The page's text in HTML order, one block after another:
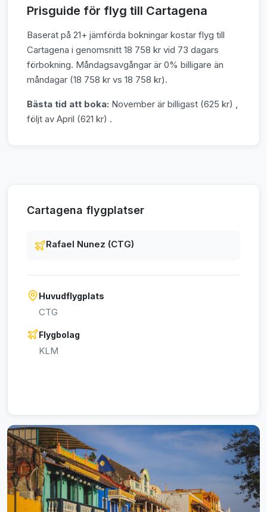
Prisguide för flyg till Cartagena
Baserat på 21+ jämförda bokningar kostar flyg till
Cartagena i genomsnitt 18 758 kr vid 73 dagars
förbokning. Måndagsavgångar är 0% billigare än
måndagar (18 758 kr vs 18 758 kr).
Bästa tid att boka: November är billigast (625 kr) ,
följt av April (621 kr) .
Cartagena flygplatser
Rafael Nunez (CTG)
Huvudflygplats
CTG
Flygbolag
KLM